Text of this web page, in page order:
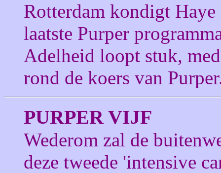
Rotterdam kondigt
laatste Purper
Adelheid loopt stuk,
rond de koers van
PURPER VIJF
Wederom zal de
deze tweede 'intensive